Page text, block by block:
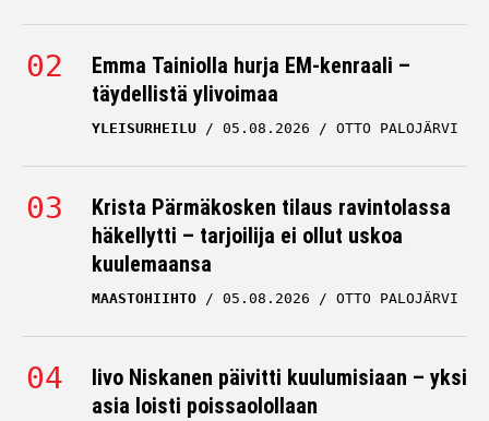
Emma Tainiolla hurja EM-kenraali –
täydellistä ylivoimaa
YLEISURHEILU 05.08.2026 OTTO PALOJÄRVI
Krista Pärmäkosken tilaus ravintolassa
häkellytti – tarjoilija ei ollut uskoa
kuulemaansa
MAASTOHIIHTO 05.08.2026 OTTO PALOJÄRVI
Iivo Niskanen päivitti kuulumisiaan – yksi
asia loisti poissaolollaan